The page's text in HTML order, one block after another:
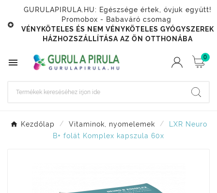

GURULAPIRULA.HU: Egészsége értek, óvjuk együtt!
Promobox - Babaváró csomag
VÉNYKÖTELES ÉS NEM VÉNYKÖTELES GYÓGYSZEREK
HÁZHOZSZÁLLÍTÁSA AZ ÖN OTTHONÁBA
 0
Kezdőlap Vitaminok, nyomelemek
LXR Neuro
B+ folát Komplex kapszula 60x